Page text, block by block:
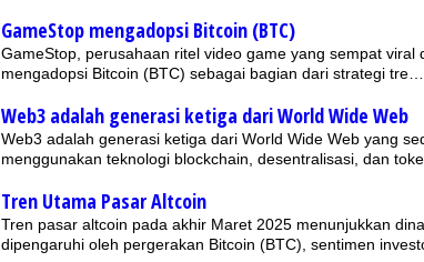
GameStop mengadopsi Bitcoin (BTC)
GameStop, perusahaan ritel video game yang sempat viral
mengadopsi Bitcoin (BTC) sebagai bagian dari strategi tre…
Web3 adalah generasi ketiga dari World Wide Web
Web3 adalah generasi ketiga dari World Wide Web yang
menggunakan teknologi blockchain, desentralisasi, dan
Tren Utama Pasar Altcoin
Tren pasar altcoin pada akhir Maret 2025 menunjukkan
dipengaruhi oleh pergerakan Bitcoin (BTC), sentimen